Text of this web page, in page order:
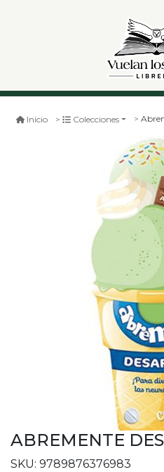
Inicio Colecciones
ABREMENTE
SKU: 9789876376983